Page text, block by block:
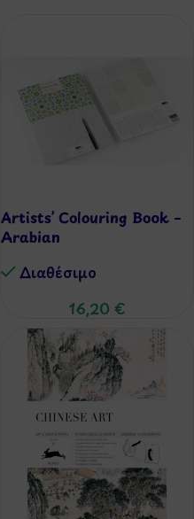
Artists’ Colouring Book –
Arabian
Διαθέσιμo
16,20 €